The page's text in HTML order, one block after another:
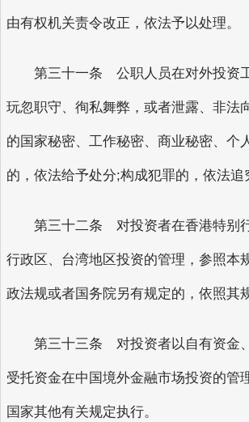
由有权机关责令改正，依法予以处理。
第三十一条 公职人员在对外投资工
玩忽职守、徇私舞弊，或者泄露、非法
的国家秘密、工作秘密、商业秘密、个
的，依法给予处分;构成犯罪的，依法追
第三十二条 对投资者在香港特别行
行政区、台湾地区投资的管理，参照本
政法规或者国务院另有规定的，依照其
第三十三条 对投资者以自有资金
受托资金在中国境外金融市场投资的管
国家其他有关规定执行。